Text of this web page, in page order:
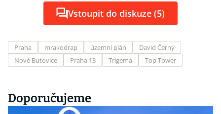
Vstoupit do diskuze (5)
Praha mrakodrap územní plán
David Černý
Nové Butovice
Praha 13 Trigema Top Tower
Doporučujeme